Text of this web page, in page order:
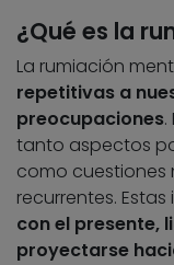
¿Qué es la
La rumiación
repetitivas a
preocupaciones
tanto aspectos
como cuestiones
recurrentes.
con el presente,
proyectarse